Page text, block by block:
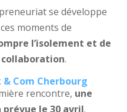
se développe
moments de
l’isolement et de
.
Com Cherbourg
rencontre, une
le 30 avril.